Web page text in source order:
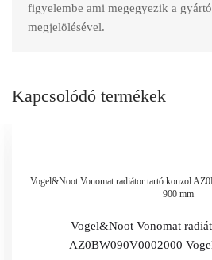
figyelembe ami megegyezik a
megjelölésével.
Kapcsolódó termékek
Vogel&Noot Vonomat radiátor tartó konzol
900 mm
Vogel&Noot Vonomat
AZ0BW090V0002000